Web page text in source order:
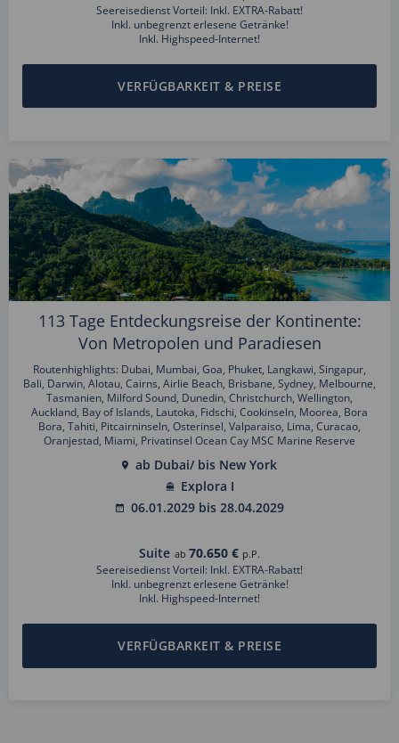
Seereisedienst Vorteil: Inkl. EXTRA-Rabatt!
Inkl. unbegrenzt erlesene Getränke!
Inkl. Highspeed-Internet!
VERFÜGBARKEIT & PREISE
113 Tage Entdeckungsreise der Kontinente:
Von Metropolen und Paradiesen
Routenhighlights: Dubai, Mumbai, Goa, Phuket, Langkawi, Singapur,
Bali, Darwin, Alotau, Cairns, Airlie Beach, Brisbane, Sydney, Melbourne,
Tasmanien, Milford Sound, Dunedin, Christchurch, Wellington,
Auckland, Bay of Islands, Lautoka, Fidschi, Cookinseln, Moorea, Bora
Bora, Tahiti, Pitcairninseln, Osterinsel, Valparaiso, Lima, Curacao,
Oranjestad, Miami, Privatinsel Ocean Cay MSC Marine Reserve
ab Dubai/ bis New York
Explora I
06.01.2029 bis 28.04.2029
Suite ab 70.650 € p.P.
Seereisedienst Vorteil: Inkl. EXTRA-Rabatt!
Inkl. unbegrenzt erlesene Getränke!
Inkl. Highspeed-Internet!
VERFÜGBARKEIT & PREISE